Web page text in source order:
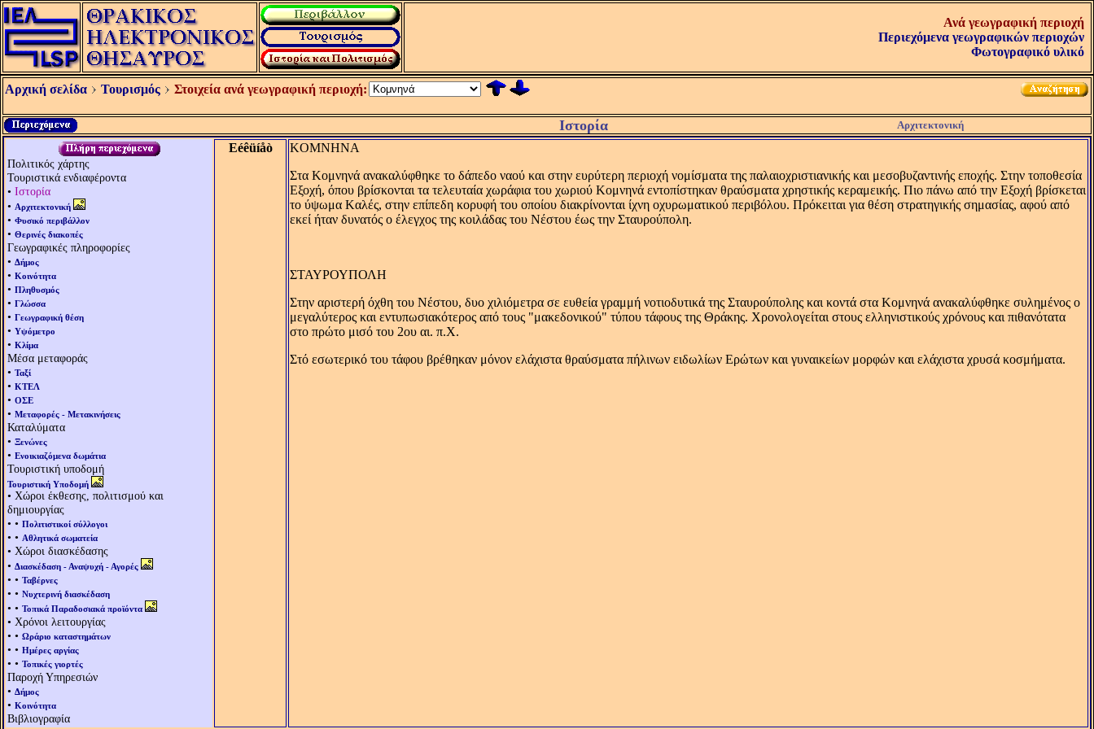
Ανά γεωγραφική περιοχή
Περιεχόμενα γεωγραφικών περιοχών
Φωτογραφικό υλικό
Αρχική σελίδα Τουρισμός Στοιχεία ανά γεωγραφική περιοχή:
Ιστορία Αρχιτεκτονική
Πολιτικός χάρτης
Τουριστικά ενδιαφέροντα
• Ιστορία
• Αρχιτεκτονική
• Φυσικό περιβάλλον
• Θερινές διακοπές
Γεωγραφικές πληροφορίες
• Δήμος
• Κοινότητα
• Πληθυσμός
• Γλώσσα
• Γεωγραφική θέση
• Υψόμετρο
• Κλίμα
Μέσα μεταφοράς
• Ταξί
• ΚΤΕΛ
• ΟΣΕ
• Μεταφορές - Μετακινήσεις
Καταλύματα
• Ξενώνες
• Ενοικιαζόμενα δωμάτια
Τουριστική υποδομή
Τουριστική Υποδομή
• Χώροι έκθεσης, πολιτισμού και
δημιουργίας
• • Πολιτιστικοί σύλλογοι
• • Αθλητικά σωματεία
• Χώροι διασκέδασης
• Διασκέδαση - Αναψυχή - Αγορές
• • Ταβέρνες
• • Νυχτερινή διασκέδαση
• • Τοπικά Παραδοσιακά προϊόντα
• Χρόνοι λειτουργίας
• • Ωράριο καταστημάτων
• • Ημέρες αργίας
• • Τοπικές γιορτές
Παροχή Υπηρεσιών
• Δήμος
• Κοινότητα
Βιβλιογραφία
Eéêüíåò
KΟΜΝΗΝA
Στα Kομνηνά ανακαλύφθηκε το δάπεδο ναού και στην ευρύτερη περιοχή νομίσματα της παλαιοχριστιανικής και μεσοβυζαντινής εποχής. Στην τοποθεσία
Eξοχή, όπου βρίσκονται τα τελευταία χωράφια του χωριού Kομνηνά εντοπίστηκαν θραύσματα χρηστικής κεραμεικής. Πιο πάνω από την Eξοχή βρίσκεται
το ύψωμα Kαλές, στην επίπεδη κορυφή του οποίου διακρίνονται ίχνη οχυρωματικού περιβόλου. Πρόκειται για θέση στρατηγικής σημασίας, αφού από
εκεί ήταν δυνατός ο έλεγχος της κοιλάδας του Nέστου έως την Σταυρούπολη.
ΣΤΑΥΡΟΥΠΟΛΗ
Στην αριστερή όχθη του Nέστου, δυο χιλιόμετρα σε ευθεία γραμμή νοτιοδυτικά της Σταυρούπολης και κοντά στα Kομνηνά ανακαλύφθηκε συλημένος ο
μεγαλύτερος και εντυπωσιακότερος από τους "μακεδονικού" τύπου τάφους της Θράκης. Xρονολογείται στους ελληνιστικούς χρόνους και πιθανότατα
στο πρώτο μισό του 2ου αι. π.X.
Στό εσωτερικό του τάφου βρέθηκαν μόνον ελάχιστα θραύσματα πήλινων ειδωλίων Eρώτων και γυναικείων μορφών και ελάχιστα χρυσά κοσμήματα.